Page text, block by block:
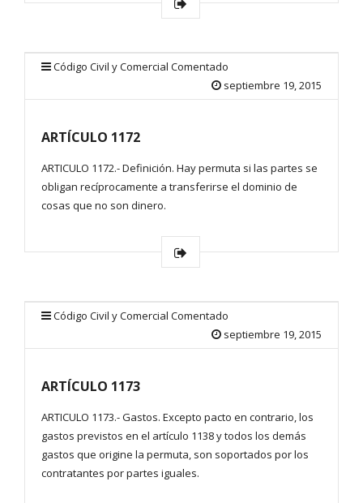
Código Civil y Comercial Comentado
septiembre 19, 2015
ARTÍCULO 1172
ARTICULO 1172.- Definición. Hay permuta si las partes se
obligan recíprocamente a transferirse el dominio de
cosas que no son dinero.
Código Civil y Comercial Comentado
septiembre 19, 2015
ARTÍCULO 1173
ARTICULO 1173.- Gastos. Excepto pacto en contrario, los
gastos previstos en el artículo 1138 y todos los demás
gastos que origine la permuta, son soportados por los
contratantes por partes iguales.